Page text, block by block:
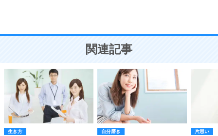
ことが大切。
関連記事
生き方 自分磨き 片思い